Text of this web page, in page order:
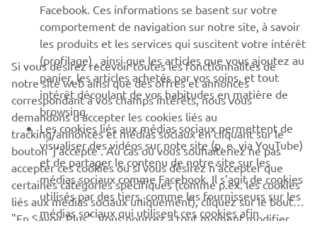
Découvrez en exclusivité les dernières offres, les événements
spéciaux, les nouveautés et bien plus encore
S'ABONNER
Lisez notre politique de confidentialité pour savoir comment
nous traitons vos données personnelles :Politique de
Confidentialité
Belgium (French)
Facebook. Ces informations se basent sur votre
comportement de navigation sur notre site, à savoir
les produits et les services qui suscitent votre intérêt
(profilage) , ainsi que les articles que vous ajoutez au
panier, les articles achetés par vos soins, et tout
intérêt découlant de vos habitudes en matière de
browsing.
Les cookies liés aux médias sociaux permettent de
visualiser des vidéos sur note site (p. e. via YouTube)
et de partager le contenu de notre site sur les
médias sociaux comme Facebook. Il s’agit de cookies
utilisés par des tiers, comme les fournisseurs sur les
médias sociaux qui utilisent ces cookies afin
Si vous désirez recevoir toutes les fonctionnalités de
notre site web ainsi que des offres et annonces
correspondant à vos champs intérêts, nous vous
demandons d’accepter les cookies liés au
tracking/annonces et médias sociaux en cliquant sur le
bouton ‘j’accepte’. Au cas où vous souhaiteriez ne pas
accepter ces cookies ou si vous désirez n’accepter que
certaines catégories spécifiques (comme p.ex. les cookies
liés aux médias sociaux uniquement), cliquez sur le bouton
"En Savoir Plus". Vous pourrez à tout moment modifier